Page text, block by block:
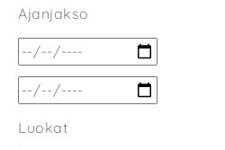
Ajanjakso
Luokat